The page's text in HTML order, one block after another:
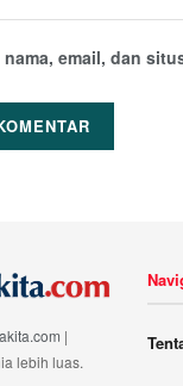
nama, email, dan
|
lebih luas.